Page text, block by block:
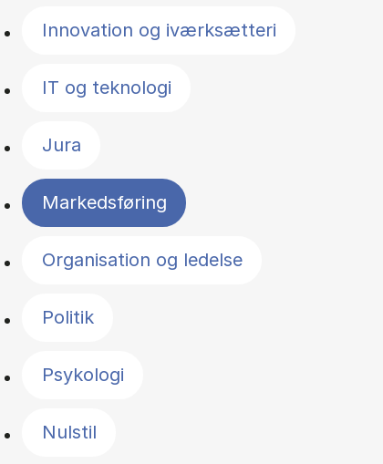
Innovation og iværksætteri
IT og teknologi
Jura
Markedsføring
Organisation og ledelse
Politik
Psykologi
Nulstil